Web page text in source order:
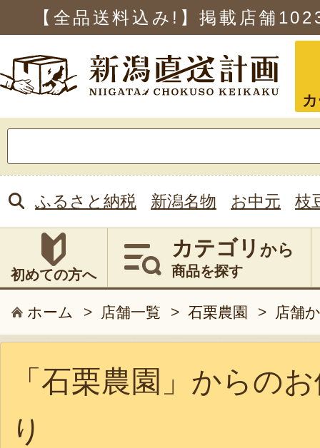
【全品送料込み!】掲載店舗
索:
ふるさと納税 新潟名物 お中元 枝
初めての方へ
カテゴリ から
商品を探す
ホーム > 店舗一覧 > 石栗農園 > 店舗
「石栗農園」からの
り